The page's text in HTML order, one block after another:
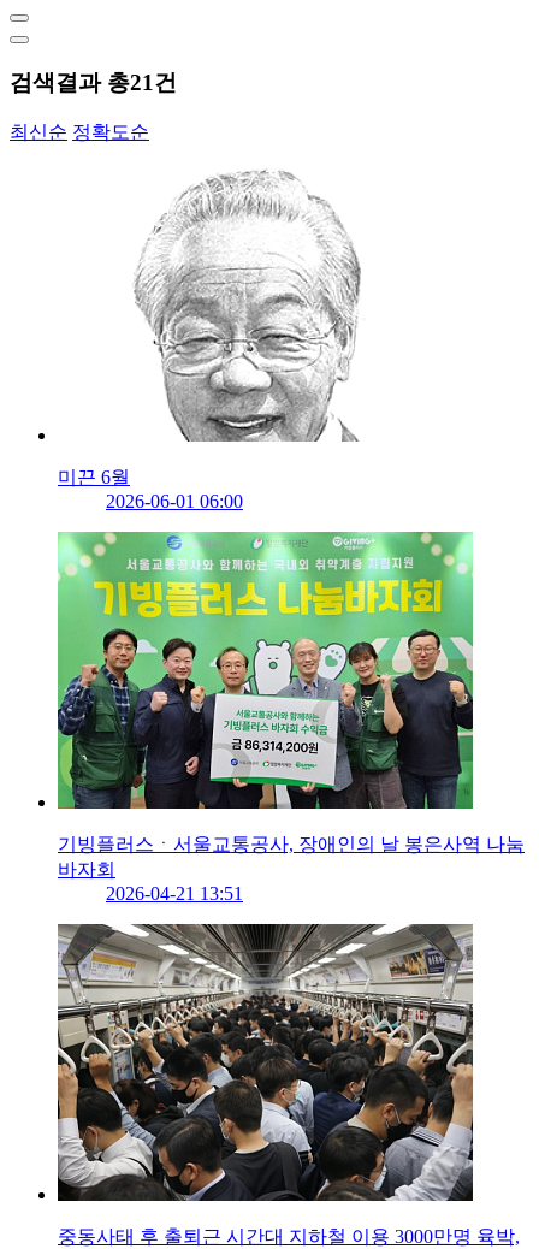
검색결과 총21건
최신순 정확도순
미끈 6월
2026-06-01 06:00
기빙플러스ㆍ서울교통공사, 장애인의 날 봉은사역 나눔
바자회
2026-04-21 13:51
중동사태 후 출퇴근 시간대 지하철 이용 3000만명 육박,